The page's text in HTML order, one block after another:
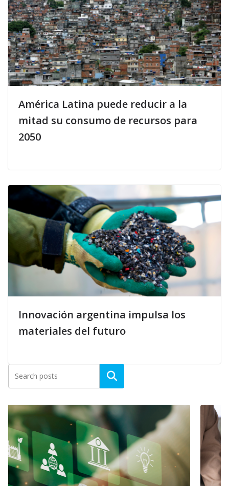
América Latina puede reducir a la
mitad su consumo de recursos para
2050
Innovación argentina impulsa los
materiales del futuro